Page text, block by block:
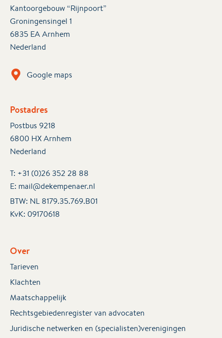
Kantoorgebouw “Rijnpoort”
Groningensingel 1
6835 EA Arnhem
Nederland
Google maps
Postadres
Postbus 9218
6800 HX Arnhem
Nederland
T: +31 (0)26 352 28 88
E: mail@dekempenaer.nl
BTW: NL 8179.35.769.B01
KvK: 09170618
Over
Tarieven
Klachten
Maatschappelijk
Rechtsgebiedenregister van advocaten
Juridische netwerken en (specialisten)verenigingen